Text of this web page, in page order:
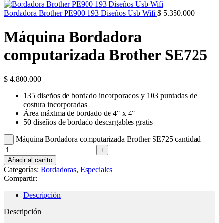
Bordadora Brother PE900 193 Diseños Usb Wifi $ 5.350.000
Máquina Bordadora
computarizada Brother SE725
$ 4.800.000
135 diseños de bordado incorporados y 103 puntadas de
costura incorporadas
Área máxima de bordado de 4″ x 4″
50 diseños de bordado descargables gratis
Máquina Bordadora computarizada Brother SE725 cantidad
Añadir al carrito
Categorías: Bordadoras, Especiales
Compartir:
Descripción
Descripción